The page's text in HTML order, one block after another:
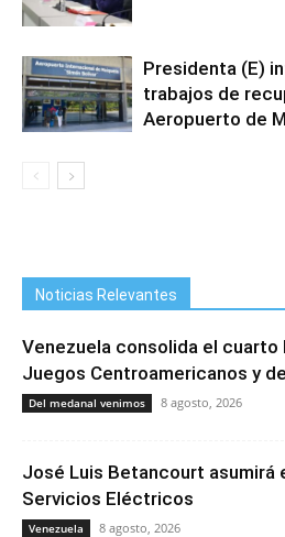
Presidenta (E)
trabajos de
Aeropuerto de
Noticias Relevantes
Venezuela consolida el cuarto
Juegos Centroamericanos y
Del medanal venimos 8 agosto, 2026
José Luis Betancourt asumirá
Servicios Eléctricos
Venezuela 8 agosto, 2026